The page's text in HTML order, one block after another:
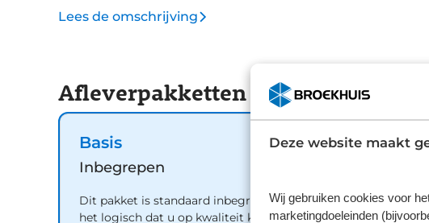
Deze website maakt
Wij gebruiken cookies voor
marketingdoeleinden
is de auto voorzien van: sportonderstel, warmtewerend
ontgaat van wat er achter de auto gebeurt. Naast de
navigatiesysteem kunt u muziek via het audiosysteem
Comfortairconditioning regelt volautomatisch de
zichzelf automatisch in en uit en houden de voorruit
boord, om met een constant tempo ontspannen en
hoogte en diepte verstelbaar stuur zijn aan boord. In
Lees de omschrijving
Afleverpakketten
Basis
Inbegrepen
Dit pakket is standaard inbegrepen. We vinden
het logisch dat u op kwaliteit kunt rekenen en